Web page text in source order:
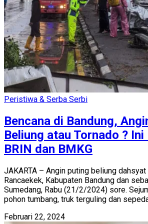
Peristiwa & Serba Serbi
Bencana di Bandung,
Beliung atau Tornado ? Ini
BRIN dan BMKG
JAKARTA – Angin puting beliung
Rancaekek, Kabupaten Bandung dan
Sumedang, Rabu (21/2/2024) sore.
pohon tumbang, truk terguling dan
Februari 22, 2024